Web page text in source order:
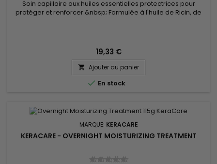
Soin capillaire aux huiles essentielles protectrices pour
protéger et renforcer.&nbsp; Formulée à l'huile de Ricin, de
grâce à ses acides gras essentiels.&nbsp; L'huile de...
19,33 €
 Ajouter au panier
 En stock
MARQUE: KERACARE
KERACARE - OVERNIGHT MOISTURIZING TREATMENT